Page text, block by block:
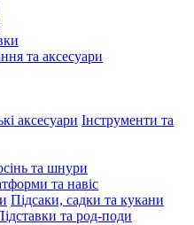
та аксесуари
Інструменти та
та шнури
та навіс
Підсаки, садки та кукани
та род-поди